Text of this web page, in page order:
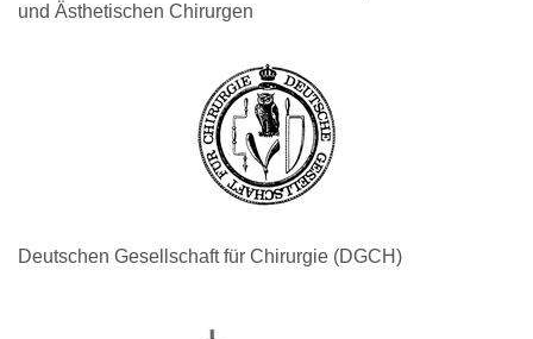
und Ästhetischen Chirurgen
Deutschen Gesellschaft für Chirurgie (DGCH)